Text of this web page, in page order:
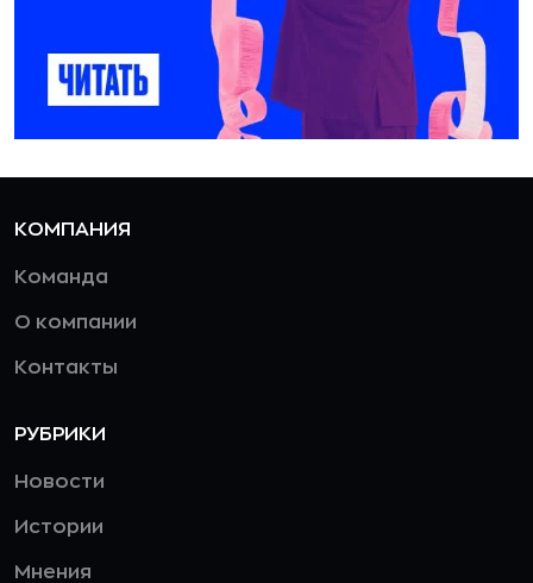
КОМПАНИЯ
Команда
О компании
Контакты
РУБРИКИ
Новости
Истории
Мнения